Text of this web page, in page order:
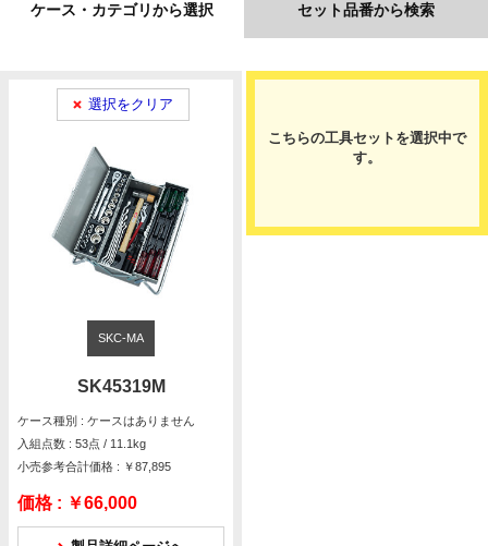
ケース・カテゴリから選択 セット品番から検索
選択をクリア
SKC-MA
SK45319M
ケース種別 : ケースはありません
入組点数 : 53点 / 11.1kg
小売参考合計価格 : ￥87,895
価格 : ￥66,000
こちらの工具セットを選択中で
す。